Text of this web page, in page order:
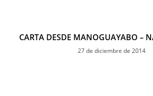
CARTA DESDE MANOGUAYABO –
27 de diciembre de 2014